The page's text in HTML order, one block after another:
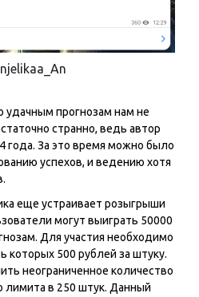
удачным прогнозам нам не
странно, ведь автор
года. За это время можно было
успехов, и ведению хотя
еще устраивает розыгрыши
могут выиграть 50000
Для участия необходимо
которых 500 рублей за штуку.
неограниченное количество
лимита в 250 штук. Данный